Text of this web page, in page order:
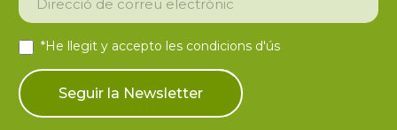
*He llegit y accepto les condicions d'ús